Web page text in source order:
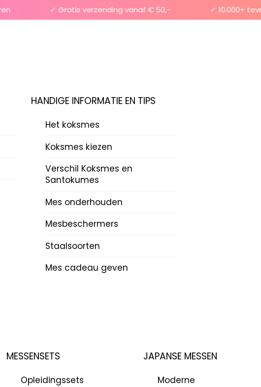
✓ Gratis verzending vanaf € 50,- ✓ 10.000+
HANDIGE INFORMATIE EN TIPS
Het koksmes
Koksmes kiezen
Verschil Koksmes en
Santokumes
Mes onderhouden
Mesbeschermers
Staalsoorten
Mes cadeau geven
MESSENSETS
Opleidingssets
JAPANSE MESSEN
Moderne